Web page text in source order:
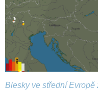
Blesky ve střední